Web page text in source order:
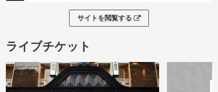
サイトを閲覧する
ライブチケット